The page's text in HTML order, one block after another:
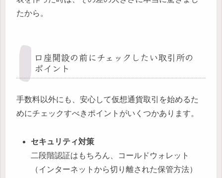
たから。
口座開設の前にチェックしたい取引所の
ポイント
手数料以外にも、安心して仮想通貨取引を始めるた
めにチェックすべきポイントがいくつかあります。
セキュリティ対策
二段階認証はもちろん、コールドウォレット
（インターネットから切り離された保管方法）